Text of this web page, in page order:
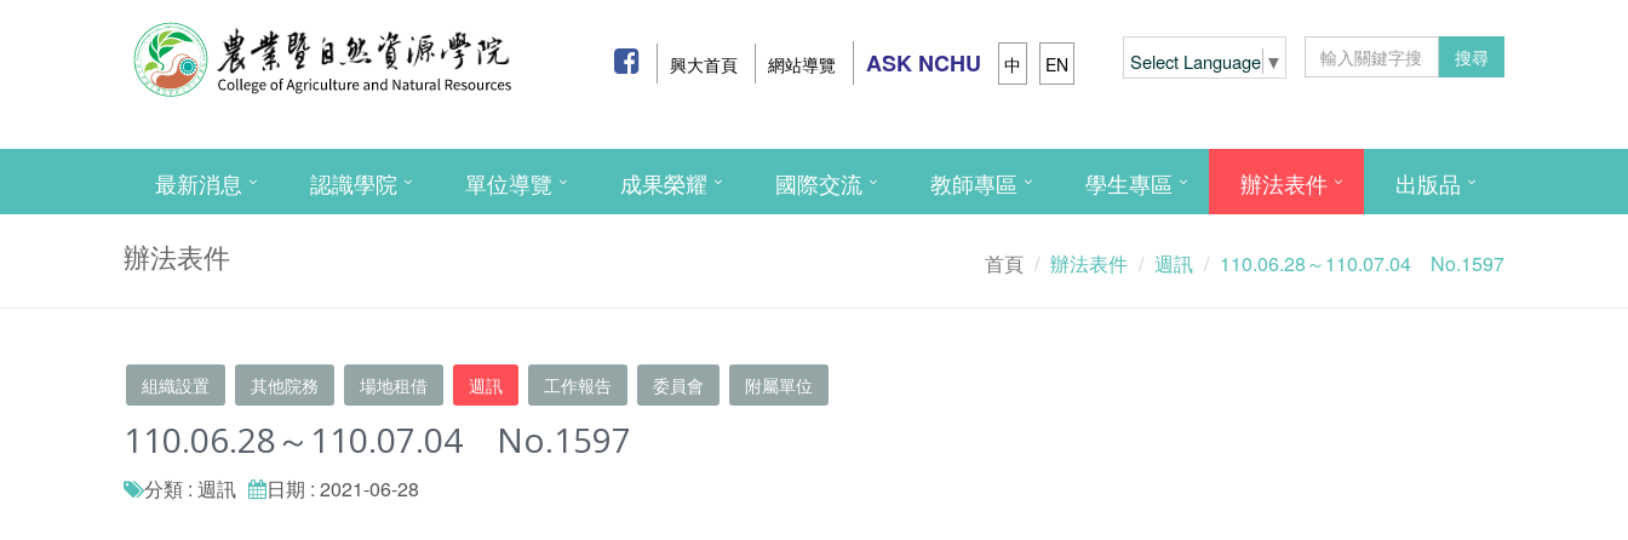
興大首頁 網站導覽 ASK NCHU 中 EN Select Language ▼ 搜尋
最新消息 認識學院 單位導覽 成果榮耀 國際交流 教師專區 學生專區 辦法表件 出版品
辦法表件 首頁 辦法表件 週訊 110.06.28～110.07.04 No.1597
組織設置 其他院務 場地租借 週訊 工作報告 委員會 附屬單位
110.06.28～110.07.04 No.1597
分類 : 週訊 日期 : 2021-06-28